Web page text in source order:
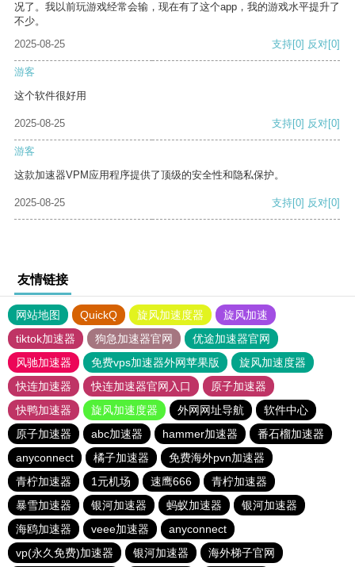
况了。我以前玩游戏经常会输，现在有了这个app，我的游戏水平提升了
不少。
2025-08-25
支持[0] 反对[0]
游客
这个软件很好用
2025-08-25 支持[0] 反对[0]
游客
这款加速器VPM应用程序提供了顶级的安全性和隐私保护。
2025-08-25 支持[0] 反对[0]
友情链接
网站地图 QuickQ 旋风加速度器
旋风加速
tiktok加速器
狗急加速器官网
优途加速器官网
风驰加速器
免费vps加速器外网苹果版
旋风加速度器
快连加速器
快连加速器官网入口
原子加速器
快鸭加速器
旋风加速度器 外网网址导航
软件中心
原子加速器
abc加速器 hammer加速器
番石榴加速器
anyconnect
橘子加速器
免费海外pvn加速器
青柠加速器
1元机场 速鹰666
青柠加速器
暴雪加速器
银河加速器 蚂蚁加速器
银河加速器
海鸥加速器
veee加速器
anyconnect
vp(永久免费)加速器
银河加速器 海外梯子官网